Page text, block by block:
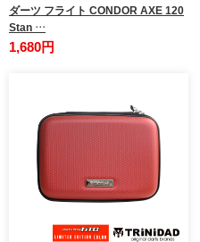
ダーツ フライト CONDOR AXE 120
Stan …
1,680円